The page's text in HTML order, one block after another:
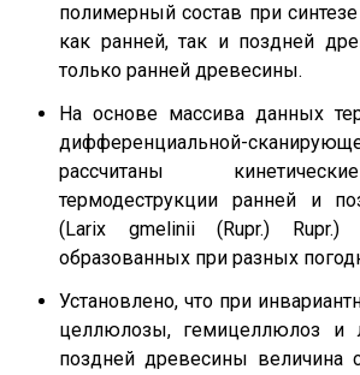
полимерный состав при
как ранней, так и поздней
только ранней древесины.
На основе массива данных
дифференциальной-
рассчитаны
термодеструкции ранней и
(Larix gmelinii (Rupr.) Rupr.)
образованных при разных
Установлено, что при
целлюлозы, гемицеллюлоз и
поздней древесины величина